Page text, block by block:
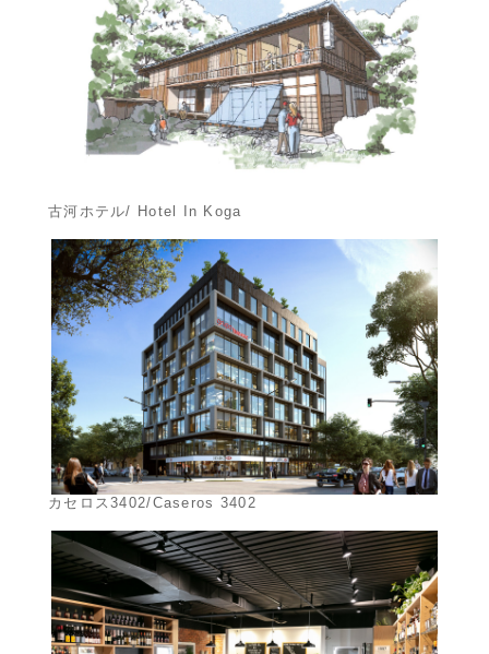
古河ホテル/ Hotel In Koga
カセロス3402/Caseros 3402